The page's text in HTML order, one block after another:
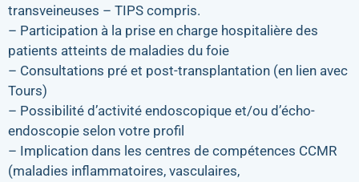
transveineuses – TIPS compris.
– Participation à la prise en charge hospitalière des
patients atteints de maladies du foie
– Consultations pré et post-transplantation (en lien avec
Tours)
– Possibilité d’activité endoscopique et/ou d’écho-
endoscopie selon votre profil
– Implication dans les centres de compétences CCMR
(maladies inflammatoires, vasculaires,